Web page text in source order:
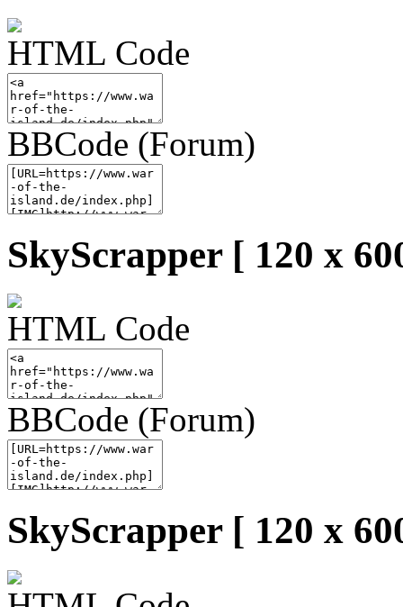
HTML Code
BBCode (Forum)
SkyScrapper [ 120 x
HTML Code
BBCode (Forum)
SkyScrapper [ 120 x